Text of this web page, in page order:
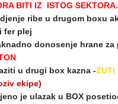
BITI IZ ISTOG SEKTORA.
ribe u drugom boxu
fer plej
donosenje hrane za
u drugi box kazna -ZUTI
ekipe)
je ulazak u BOX